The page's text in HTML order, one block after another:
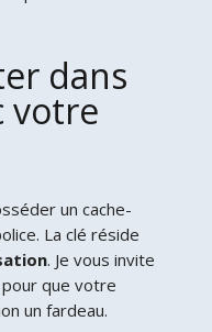
dans
votre
un cache-
La clé réside
. Je vous invite
que votre
un fardeau.